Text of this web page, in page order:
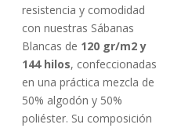
resistencia y comodidad
con nuestras Sábanas
Blancas de 120 gr/m2 y
144 hilos, confeccionadas
en una práctica mezcla de
50% algodón y 50%
poliéster. Su composición